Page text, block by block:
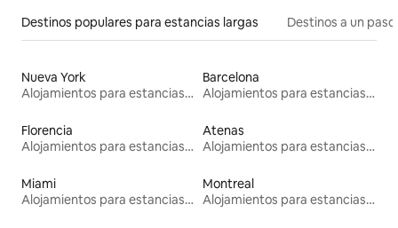
Destinos populares para estancias largas Destinos a un
Nueva York
Alojamientos para estancias largas
Barcelona
Alojamientos para estancias largas
Florencia
Alojamientos para estancias largas
Atenas
Alojamientos para estancias largas
Miami
Alojamientos para estancias largas
Montreal
Alojamientos para estancias largas